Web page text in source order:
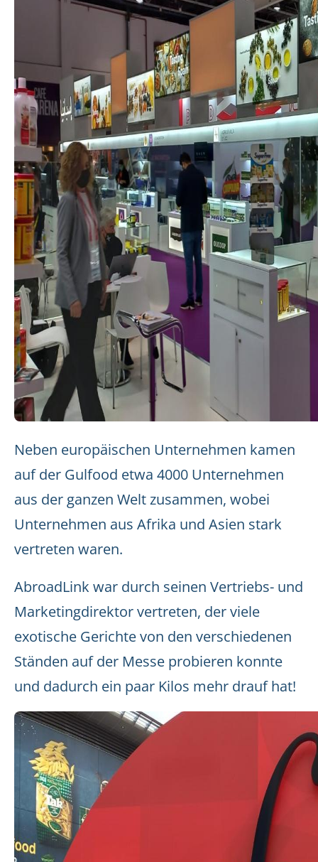
Neben europäischen Unternehmen kamen
auf der Gulfood etwa 4000 Unternehmen
aus der ganzen Welt zusammen, wobei
Unternehmen aus Afrika und Asien stark
vertreten waren.
AbroadLink war durch seinen Vertriebs- und
Marketingdirektor vertreten, der viele
exotische Gerichte von den verschiedenen
Ständen auf der Messe probieren konnte
und dadurch ein paar Kilos mehr drauf hat!